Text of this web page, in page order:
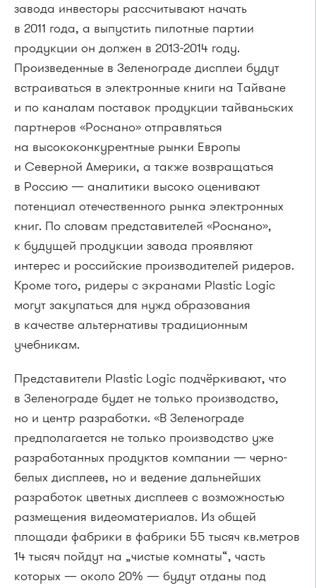
завода инвесторы рассчитывают начать
в 2011 года, а выпустить пилотные партии
продукции он должен в 2013-2014 году.
Произведенные в Зеленограде дисплеи будут
встраиваться в электронные книги на Тайване
и по каналам поставок продукции тайваньских
партнеров «Роснано» отправляться
на высококонкурентные рынки Европы
и Северной Америки, а также возвращаться
в Россию — аналитики высоко оценивают
потенциал отечественного рынка электронных
книг. По словам представителей «Роснано»,
к будущей продукции завода проявляют
интерес и российские производителей ридеров.
Кроме того, ридеры с экранами Plastic Logic
могут закупаться для нужд образования
в качестве альтернативы традиционным
учебникам.
Представители Plastic Logic подчёркивают, что
в Зеленограде будет не только производство,
но и центр разработки. «В Зеленограде
предполагается не только производство уже
разработанных продуктов компании — черно-
белых дисплеев, но и ведение дальнейших
разработок цветных дисплеев с возможностью
размещения видеоматериалов. Из общей
площади фабрики в фабрики 55 тысяч кв.метров
14 тысяч пойдут на „чистые комнаты“, часть
которых — около 20% — будут отданы под